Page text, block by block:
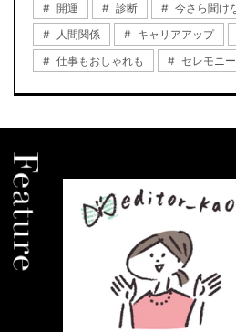
開運 診断 今さら聞け
人間関係
キャリアアップ
仕事もおしゃれも
セレモニ